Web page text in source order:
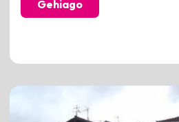
Gehiago